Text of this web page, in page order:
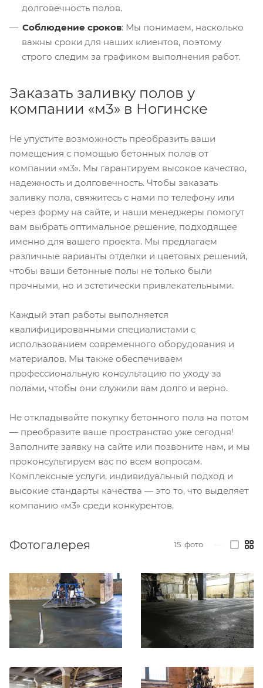
долговечность полов.
Соблюдение сроков: Мы понимаем, насколько
важны сроки для наших клиентов, поэтому
строго следим за графиком выполнения работ.
Заказать заливку полов у
компании «м3» в Ногинске
Не упустите возможность преобразить ваши
помещения с помощью бетонных полов от
компании «м3». Мы гарантируем высокое качество,
надежность и долговечность. Чтобы заказать
заливку пола, свяжитесь с нами по телефону или
через форму на сайте, и наши менеджеры помогут
вам выбрать оптимальное решение, подходящее
именно для вашего проекта. Мы предлагаем
различные варианты отделки и цветовых решений,
чтобы ваши бетонные полы не только были
прочными, но и эстетически привлекательными.
Каждый этап работы выполняется
квалифицированными специалистами с
использованием современного оборудования и
материалов. Мы также обеспечиваем
профессиональную консультацию по уходу за
полами, чтобы они служили вам долго и верно.
Не откладывайте покупку бетонного пола на потом
— преобразите ваше пространство уже сегодня!
Заполните заявку на сайте или позвоните нам, и мы
проконсультируем вас по всем вопросам.
Комплексные услуги, индивидуальный подход и
высокие стандарты качества — это то, что выделяет
компанию «м3» среди конкурентов.
Фотогалерея 15 фото